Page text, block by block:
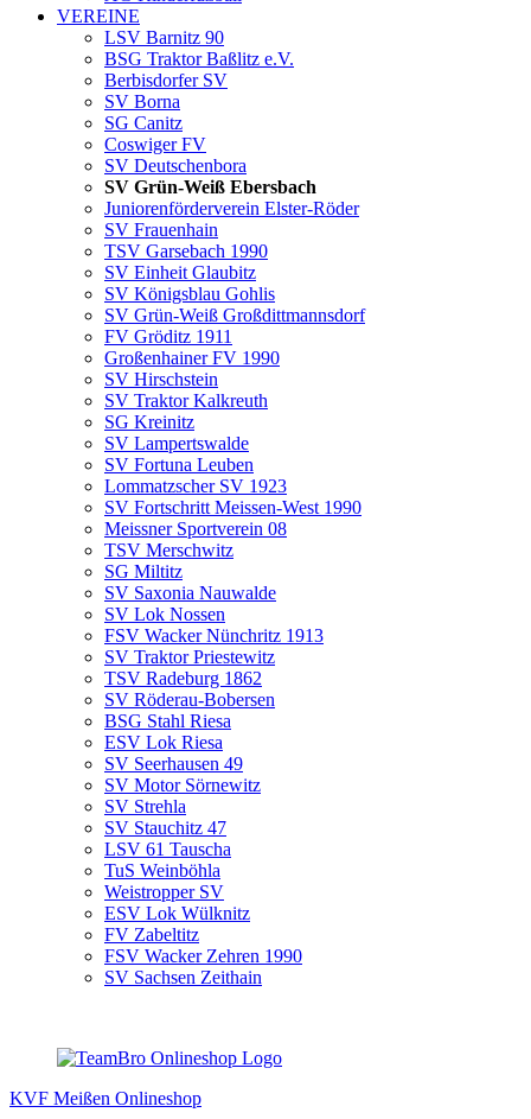
VEREINE
LSV Barnitz 90
BSG Traktor Baßlitz e.V.
Berbisdorfer SV
SV Borna
SG Canitz
Coswiger FV
SV Deutschenbora
SV Grün-Weiß Ebersbach
Juniorenförderverein Elster-Röder
SV Frauenhain
TSV Garsebach 1990
SV Einheit Glaubitz
SV Königsblau Gohlis
SV Grün-Weiß Großdittmannsdorf
FV Gröditz 1911
Großenhainer FV 1990
SV Hirschstein
SV Traktor Kalkreuth
SG Kreinitz
SV Lampertswalde
SV Fortuna Leuben
Lommatzscher SV 1923
SV Fortschritt Meissen-West 1990
Meissner Sportverein 08
TSV Merschwitz
SG Miltitz
SV Saxonia Nauwalde
SV Lok Nossen
FSV Wacker Nünchritz 1913
SV Traktor Priestewitz
TSV Radeburg 1862
SV Röderau-Bobersen
BSG Stahl Riesa
ESV Lok Riesa
SV Seerhausen 49
SV Motor Sörnewitz
SV Strehla
SV Stauchitz 47
LSV 61 Tauscha
TuS Weinböhla
Weistropper SV
ESV Lok Wülknitz
FV Zabeltitz
FSV Wacker Zehren 1990
SV Sachsen Zeithain
KVF Meißen Onlineshop